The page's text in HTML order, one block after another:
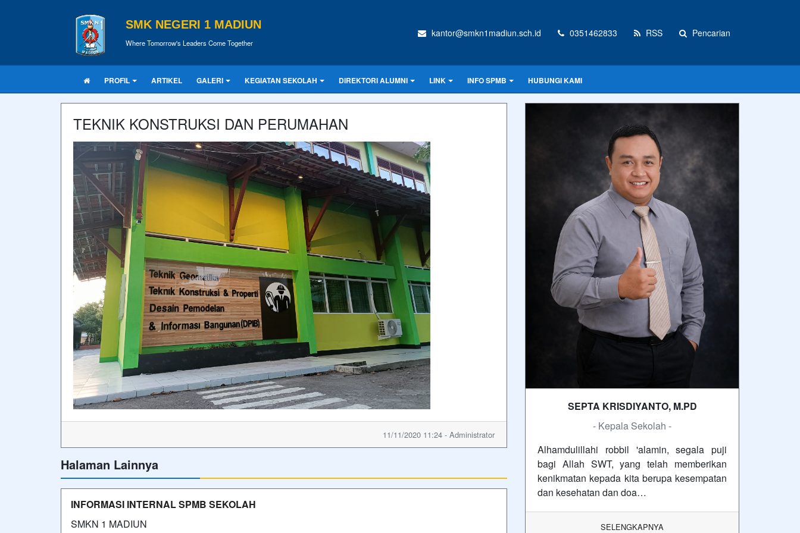
SMK NEGERI 1 MADIUN
Where Tomorrow's Leaders Come Together
kantor@smkn1madiun.sch.id 0351462833 RSS Pencarian
PROFIL ARTIKEL GALERI KEGIATAN SEKOLAH DIREKTORI ALUMNI LINK INFO SPMB HUBUNGI KAMI
TEKNIK KONSTRUKSI DAN PERUMAHAN
11/11/2020 11:24 - Administrator
Halaman Lainnya
INFORMASI INTERNAL SPMB SEKOLAH
SMKN 1 MADIUN
SEPTA KRISDIYANTO, M.PD
- Kepala Sekolah -
Alhamdulillahi robbil 'alamin, segala puji
bagi Allah SWT, yang telah memberikan
kenikmatan kepada kita berupa kesempatan
dan kesehatan dan doa…
SELENGKAPNYA